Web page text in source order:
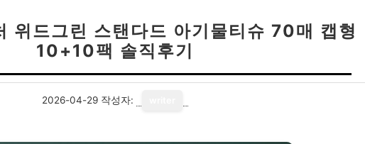
위드그린 스탠다드 아기물티슈 70매 캡형
10+10팩 솔직후기
2026-04-29 작성자: